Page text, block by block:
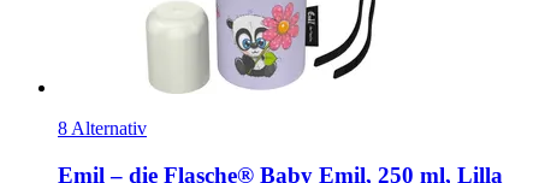
8 Alternativ
Emil – die Flasche® Baby Emil, 250 ml, Lilla